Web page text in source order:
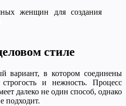
стиле
вариант, в котором соединены
строгость и нежность. Процесс
далеко не один способ, однако
подходит.